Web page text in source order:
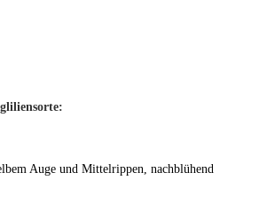
Auge und Mittelrippen, nachblühend